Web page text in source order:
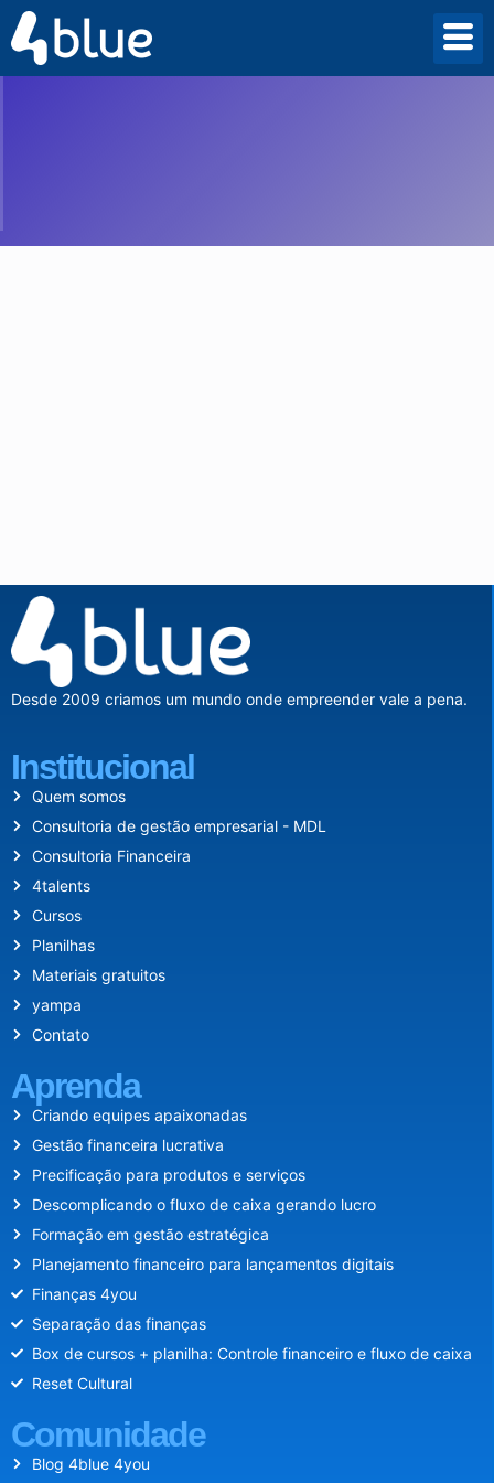
Desde 2009 criamos um mundo onde empreender vale a pena.
Institucional
Quem somos
Consultoria de gestão empresarial - MDL
Consultoria Financeira
4talents
Cursos
Planilhas
Materiais gratuitos
yampa
Contato
Aprenda
Criando equipes apaixonadas
Gestão financeira lucrativa
Precificação para produtos e serviços
Descomplicando o fluxo de caixa gerando lucro
Formação em gestão estratégica
Planejamento financeiro para lançamentos digitais
Finanças 4you
Separação das finanças
Box de cursos + planilha: Controle financeiro e fluxo de caixa
Reset Cultural
Comunidade
Blog 4blue 4you